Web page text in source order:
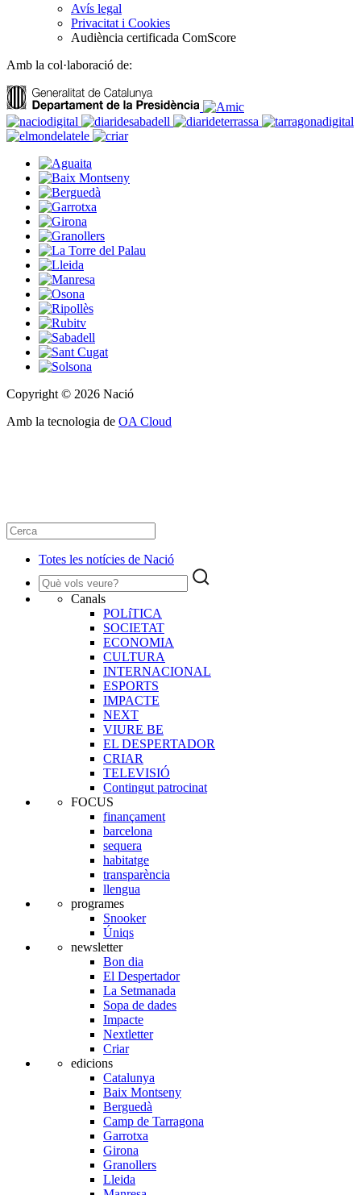
Avís legal
Privacitat i Cookies
Audiència certificada ComScore
Amb la col·laboració de:
Copyright © 2026 Nació
Amb la tecnologia de OA Cloud
Totes les notícies de Nació
Canals
POLíTICA
SOCIETAT
ECONOMIA
CULTURA
INTERNACIONAL
ESPORTS
IMPACTE
NEXT
VIURE BE
EL DESPERTADOR
CRIAR
TELEVISIÓ
Contingut patrocinat
FOCUS
finançament
barcelona
sequera
habitatge
transparència
llengua
programes
Snooker
Úniqs
newsletter
Bon dia
El Despertador
La Setmanada
Sopa de dades
Impacte
Nextletter
Criar
edicions
Catalunya
Baix Montseny
Berguedà
Camp de Tarragona
Garrotxa
Girona
Granollers
Lleida